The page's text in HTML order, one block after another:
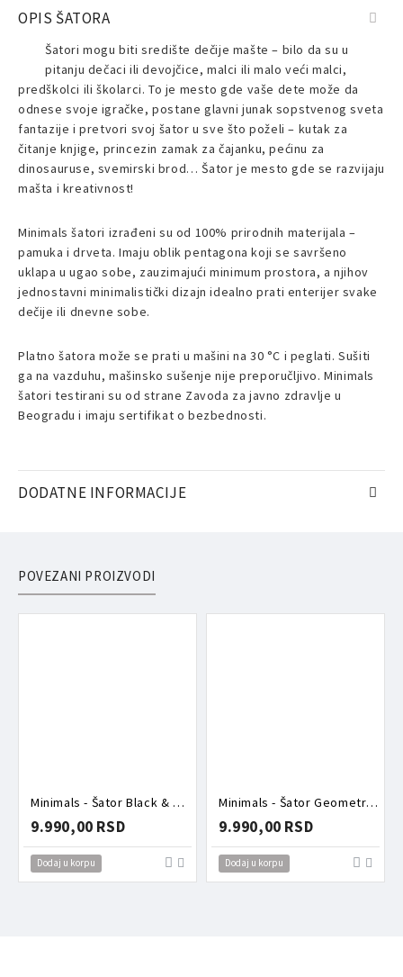
OPIS ŠATORA
Šatori mogu biti središte dečije mašte – bilo da su u
pitanju dečaci ili devojčice, malci ili malo veći malci,
predškolci ili školarci. To je mesto gde vaše dete može da
odnese svoje igračke, postane glavni junak sopstvenog sveta
fantazije i pretvori svoj šator u sve što poželi – kutak za
čitanje knjige, princezin zamak za čajanku, pećinu za
dinosauruse, svemirski brod… Šator je mesto gde se razvijaju
mašta i kreativnost!
Minimals šatori izrađeni su od 100% prirodnih materijala –
pamuka i drveta. Imaju oblik pentagona koji se savršeno
uklapa u ugao sobe, zauzimajući minimum prostora, a njihov
jednostavni minimalistički dizajn idealno prati enterijer svake
dečije ili dnevne sobe.
Platno šatora može se prati u mašini na 30 °C i peglati. Sušiti
ga na vazduhu, mašinsko sušenje nije preporučljivo. Minimals
šatori testirani su od strane Zavoda za javno zdravlje u
Beogradu i imaju sertifikat o bezbednosti.
DODATNE INFORMACIJE
POVEZANI PROIZVODI
Minimals - Šator Black & White T007
9.990,00 RSD
Dodaj u korpu
Minimals - Šator Geometric Fantasy T016
9.990,00 RSD
Dodaj u korpu